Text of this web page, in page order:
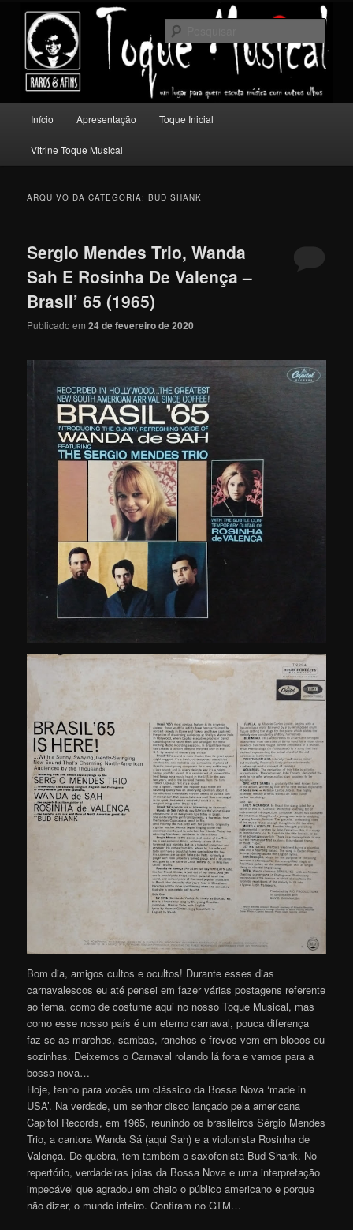
conteúdo
principal
conteúdo
secundário
Toque Musical
Um lugar para quem escuta música com outros olhos.
principal
Início Apresentação Toque Inicial
Vitrine Toque Musical
ARQUIVO DA CATEGORIA:BUD SHANK
Sergio Mendes Trio, Wanda
Sah E Rosinha De Valença –
Brasil’ 65 (1965)
Publicado em24 de fevereiro de 2020
Bom dia, amigos cultos e ocultos! Durante esses dias
carnavalescos eu até pensei em fazer várias postagens referente
ao tema, como de costume aqui no nosso Toque Musical, mas
como esse nosso país é um eterno carnaval, pouca diferença
faz se as marchas, sambas, ranchos e frevos vem em blocos ou
sozinhas. Deixemos o Carnaval rolando lá fora e vamos para a
bossa nova…
Hoje, tenho para vocês um clássico da Bossa Nova ‘made in
USA’. Na verdade, um senhor disco lançado pela americana
Capitol Records, em 1965, reunindo os brasileiros Sérgio Mendes
Trio, a cantora Wanda Sá (aqui Sah) e a violonista Rosinha de
Valença. De quebra, tem também o saxofonista Bud Shank. No
repertório, verdadeiras joias da Bossa Nova e uma interpretação
impecável que agradou em cheio o público americano e porque
não dizer, o mundo inteiro. Confiram no GTM…